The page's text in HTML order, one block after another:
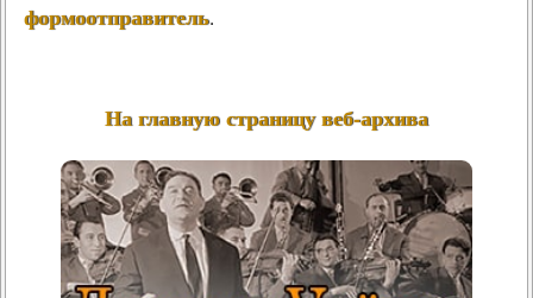
формоотправитель.
На главную страницу веб-архива